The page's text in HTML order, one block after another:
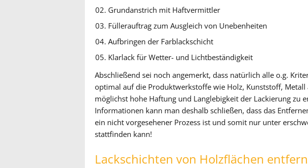
Grundanstrich mit Haftvermittler
Füllerauftrag zum Ausgleich von Unebenheiten
Aufbringen der Farblackschicht
Klarlack für Wetter- und Lichtbeständigkeit
Abschließend sei noch angemerkt, dass natürlich alle o.g.
optimal auf die Produktwerkstoffe wie Holz, Kunststoff, Metall
möglichst hohe Haftung und Langlebigkeit der Lackierung zu
Informationen kann man deshalb schließen, dass das
ein nicht vorgesehener Prozess ist und somit nur unter
stattfinden kann!
Lackschichten von Holzflächen